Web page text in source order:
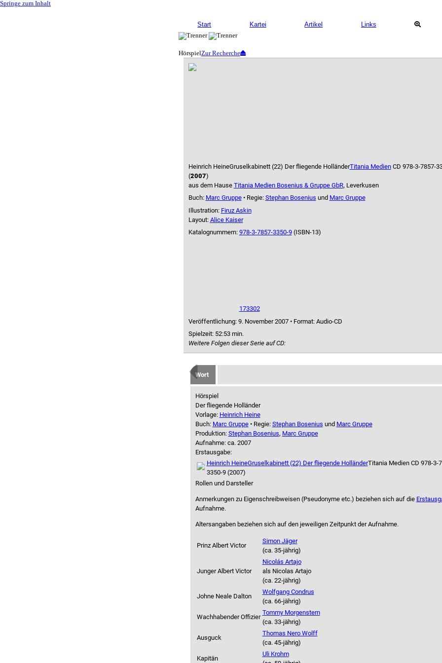
Springe zum Inhalt
Start Kartei Artikel Links
HörspielZur Recherche
Heinrich HeineGruselkabinett (22) Der fliegende HolländerTitania MedienCD 978-3-7857-
(2007)
aus dem Hause Titania Medien Bosenius & Gruppe GbR, Leverkusen
Buch: Marc Gruppe• Regie: Stephan Bosenius und Marc Gruppe
Illustration: Firuz Askin
Layout: Alice Kaiser
Katalognummern: 978-3-7857-3350-9(ISBN-13)
173302
Veröffentlichung: 9. November 2007• Format: Audio-CD
Spielzeit: 52:53 min.
Weitere Folgen dieser Serie auf CD:
Wort
Hörspiel
Der fliegende Holländer
Vorlage: Heinrich Heine
Buch: Marc Gruppe• Regie: Stephan Bosenius und Marc Gruppe
Produktion: Stephan Bosenius, Marc Gruppe
Aufnahme: ca. 2007
Erstausgabe:
Heinrich HeineGruselkabinett (22) Der fliegende HolländerTitania Medien CD 978-3-
3350-9 (2007)
Rollen und Darsteller
Anmerkungen zu Eigenschreibweisen (Pseudonyme etc.) beziehen sich auf die
Aufnahme.
Altersangaben beziehen sich auf den jeweiligen Zeitpunkt der Aufnahme.
Prinz Albert Victor
Simon Jäger
(ca. 35‑jährig)
Junger Albert Victor
Nicolás Artajo
als Nicolas Artajo
(ca. 22‑jährig)
Johne Neale Dalton
Wolfgang Condrus
(ca. 66‑jährig)
Wachhabender Offizier
Tommy Morgenstern
(ca. 33‑jährig)
Ausguck
Thomas Nero Wolff
(ca. 45‑jährig)
Kapitän
Uli Krohm